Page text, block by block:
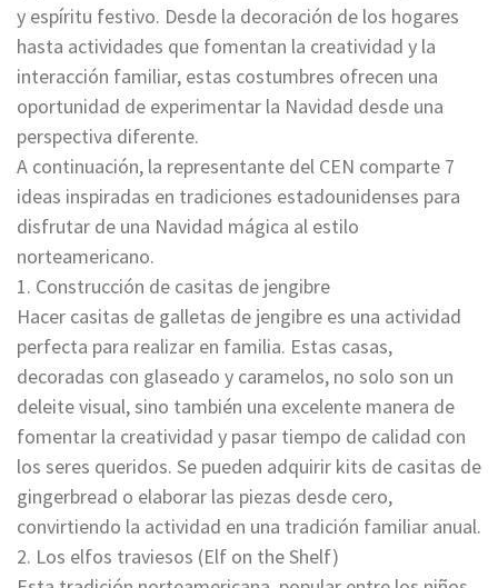
y espíritu festivo. Desde la decoración de los hogares
hasta actividades que fomentan la creatividad y la
interacción familiar, estas costumbres ofrecen una
oportunidad de experimentar la Navidad desde una
perspectiva diferente.
A continuación, la representante del CEN comparte 7
ideas inspiradas en tradiciones estadounidenses para
disfrutar de una Navidad mágica al estilo
norteamericano.
1. Construcción de casitas de jengibre
Hacer casitas de galletas de jengibre es una actividad
perfecta para realizar en familia. Estas casas,
decoradas con glaseado y caramelos, no solo son un
deleite visual, sino también una excelente manera de
fomentar la creatividad y pasar tiempo de calidad con
los seres queridos. Se pueden adquirir kits de casitas de
gingerbread o elaborar las piezas desde cero,
convirtiendo la actividad en una tradición familiar anual.
2. Los elfos traviesos (Elf on the Shelf)